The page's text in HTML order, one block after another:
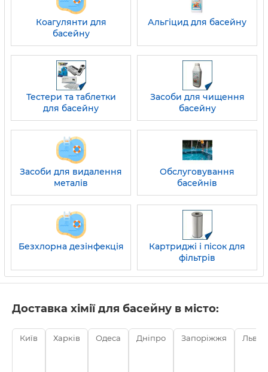
Коагулянти для
басейну
Альгіцид для басейну
Тестери та таблетки
для басейну
Засоби для чищення
басейну
Засоби для видалення
металів
Обслуговування
басейнів
Безхлорна дезінфекція
Картриджі і пісок для
фільтрів
Доставка хімії для басейну в місто:
Київ Харків Одеса Дніпро Запоріжжя Львів